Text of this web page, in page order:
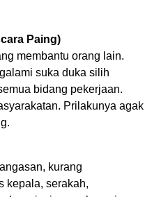
Paing)
membantu orang lain.
suka duka silih
bidang pekerjaan.
Prilakunya agak
kurang
kepala, serakah,